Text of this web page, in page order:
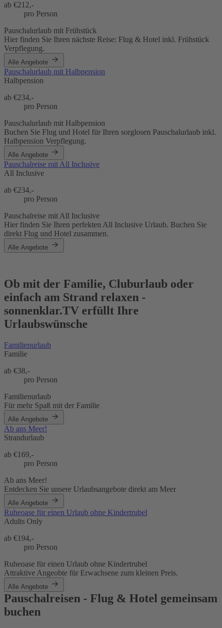
ab €212,-
pro Person
Pauschalurlaub mit Frühstück
Hier finden Sie Ihren nächste Reise: Flug & Hotel inkl. Frühstück
Verpflegung.
Alle Angebote
Pauschalurlaub mit Halbpension
Halbpension
ab €234,-
pro Person
Pauschalurlaub mit Halbpension
Buchen Sie Flug und Hotel für Ihren sorglosen Pauschalurlaub inkl.
Halbpension Verpflegung.
Alle Angebote
Pauschalreise mit All Inclusive
All Inclusive
ab €234,-
pro Person
Pauschalreise mit All Inclusive
Hier finden Sie Ihren perfekten All Inclusive Urlaub. Buchen Sie
direkt Flug und Hotel zusammen.
Alle Angebote
Ob mit der Familie, Cluburlaub oder
einfach am Strand relaxen -
sonnenklar.TV erfüllt Ihre
Urlaubswünsche
Familienurlaub
Familie
ab €38,-
pro Person
Familienurlaub
Für mehr Spaß mit der Familie
Alle Angebote
Ab ans Meer!
Strandurlaub
ab €169,-
pro Person
Ab ans Meer!
Entdecken Sie unsere Urlaubsangebote direkt am Meer
Alle Angebote
Ruheoase für einen Urlaub ohne Kindertrubel
Adults Only
ab €194,-
pro Person
Ruheoase für einen Urlaub ohne Kindertrubel
Attraktive Angeobte für Erwachsene zum kleinen Preis.
Alle Angebote
Pauschalreisen - Flug & Hotel gemeinsam
buchen